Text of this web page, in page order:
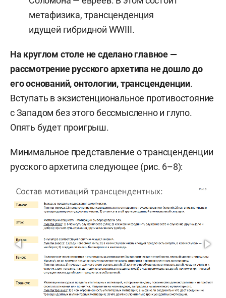
метафизика, трансценденция
идущей гибридной WWIII.
На круглом столе не сделано главное —
рассмотрение русского архетипа не дошло до
его оснований, онтологии, трансценденции.
Вступать в экзистенциональное противостояние
с Западом без этого бессмысленно и глупо.
Опять будет проигрыш.
Минимальное представление о трансценденции
русского архетипа следующее (рис. 6–8):